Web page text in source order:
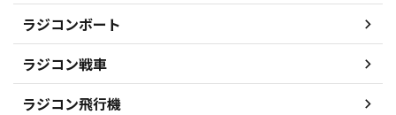
ラジコンボート
ラジコン戦車
ラジコン飛行機